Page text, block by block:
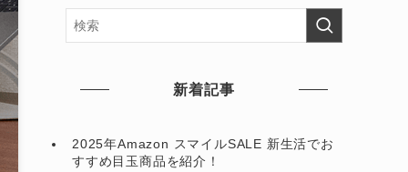
新着記事
2025年Amazon スマイルSALE 新生活でお
すすめ目玉商品を紹介！